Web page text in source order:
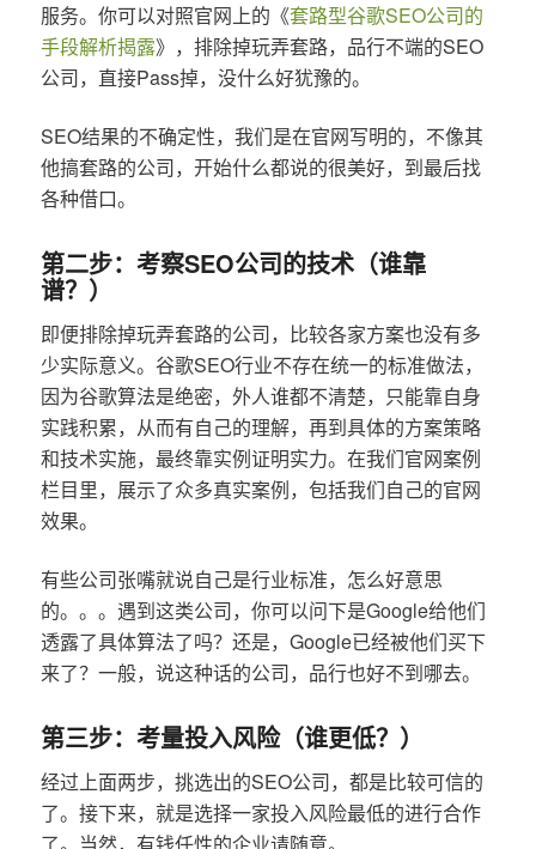
服务。你可以对照官网上的《套路型谷歌SEO公司的
手段解析揭露》，排除掉玩弄套路，品行不端的SEO
公司，直接Pass掉，没什么好犹豫的。
SEO结果的不确定性，我们是在官网写明的，不像其
他搞套路的公司，开始什么都说的很美好，到最后找
各种借口。
第二步：考察SEO公司的技术（谁靠
谱？）
即便排除掉玩弄套路的公司，比较各家方案也没有多
少实际意义。谷歌SEO行业不存在统一的标准做法，
因为谷歌算法是绝密，外人谁都不清楚，只能靠自身
实践积累，从而有自己的理解，再到具体的方案策略
和技术实施，最终靠实例证明实力。在我们官网案例
栏目里，展示了众多真实案例，包括我们自己的官网
效果。
有些公司张嘴就说自己是行业标准，怎么好意思
的。。。遇到这类公司，你可以问下是Google给他们
透露了具体算法了吗？还是，Google已经被他们买下
来了？一般，说这种话的公司，品行也好不到哪去。
第三步：考量投入风险（谁更低？）
经过上面两步，挑选出的SEO公司，都是比较可信的
了。接下来，就是选择一家投入风险最低的进行合作